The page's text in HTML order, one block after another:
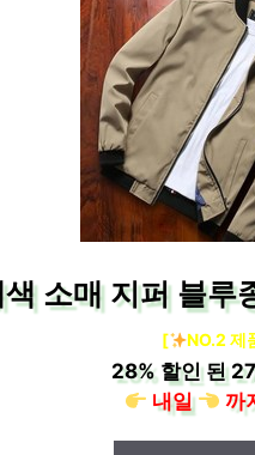
소매 지퍼 블
[ NO.2 제
28%할인 된
내일
까